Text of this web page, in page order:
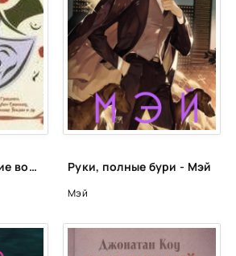
Старинные русские водевили - Марк Кропивницкий, Дмитрий Ленский, Николай Некрасов, Александр Писарев, Павел Федоров Руки, полные бури - Мэй
Мэй